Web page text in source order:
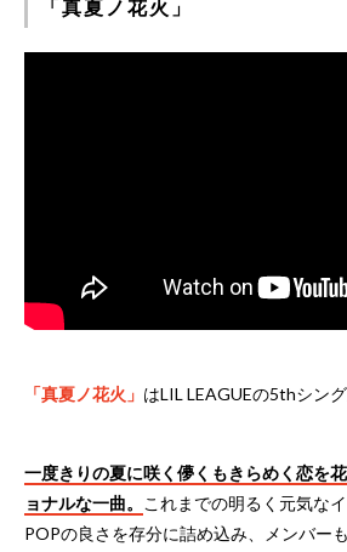
「真夏ノ花火」
「真夏ノ花火」 はLIL LEAGUEの5thシング
一度きりの夏に咲く儚くもきらめく恋を
ョナルな一曲。
これまでの明るく元気な
POPの良さを存分に詰め込み、メンバー